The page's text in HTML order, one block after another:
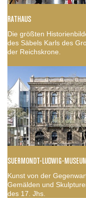
RATHAUS
Die größten
des Säbels Karls des
der Reichskrone.
SUERMONDT-LUDWIG-MUSEUM
Kunst von der
Gemälden und
des 17. Jhs.